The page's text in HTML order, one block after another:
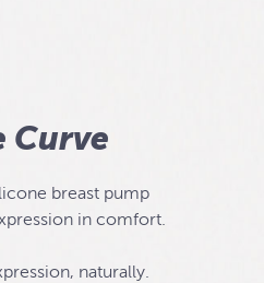
Curve
breast pump
in comfort.
naturally.